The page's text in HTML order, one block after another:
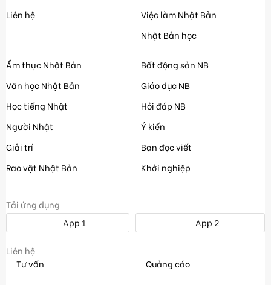
Liên hệ
Việc làm Nhật Bản
Nhật Bản học
Ẩm thực Nhật Bản
Văn học Nhật Bản
Học tiếng Nhật
Người Nhật
Giải trí
Rao vặt Nhật Bản
Bất động sản NB
Giáo dục NB
Hỏi đáp NB
Ý kiến
Bạn đọc viết
Khởi nghiệp
Tải ứng dụng
App 1
App 2
Liên hệ
Tư vấn
Quảng cáo